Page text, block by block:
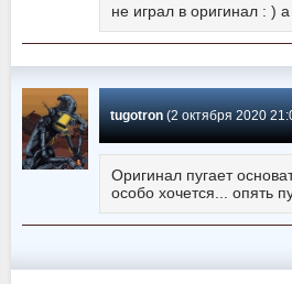
не играл в оригинал : )
tugotron(2 октября 2020 21:00)
Оригинал пугает
особо хочется... опять